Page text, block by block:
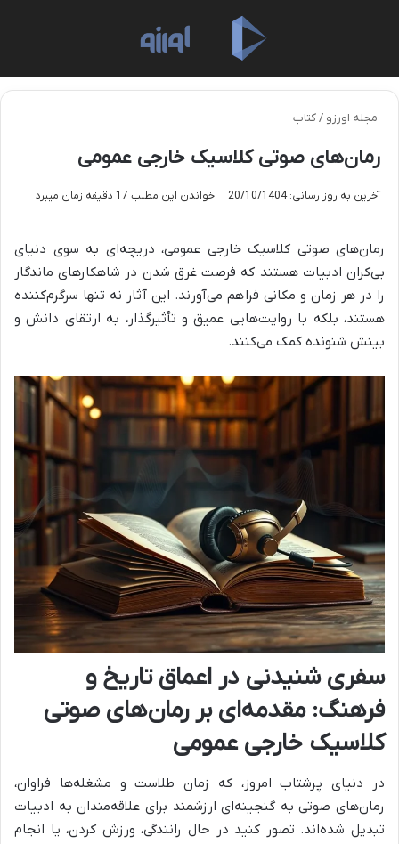
مجله اورزو /کتاب
رمان‌های صوتی کلاسیک خارجی عمومی
آخرین به روز رسانی: 20/10/1404 خواندن این مطلب 17 دقیقه زمان میبرد
رمان‌های صوتی کلاسیک خارجی عمومی، دریچه‌ای به سوی دنیای
بی‌کران ادبیات هستند که فرصت غرق شدن در شاهکارهای ماندگار
را در هر زمان و مکانی فراهم می‌آورند. این آثار نه تنها سرگرم‌کننده
هستند، بلکه با روایت‌هایی عمیق و تأثیرگذار، به ارتقای دانش و
بینش شنونده کمک می‌کنند.
سفری شنیدنی در اعماق تاریخ و
فرهنگ: مقدمه‌ای بر رمان‌های صوتی
کلاسیک خارجی عمومی
در دنیای پرشتاب امروز، که زمان طلاست و مشغله‌ها فراوان،
رمان‌های صوتی به گنجینه‌ای ارزشمند برای علاقه‌مندان به ادبیات
تبدیل شده‌اند. تصور کنید در حال رانندگی، ورزش کردن، یا انجام